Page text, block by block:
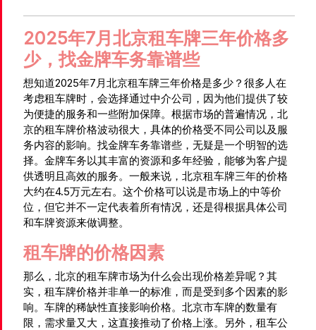
2025年7月北京租车牌三年价格多
少，找金牌车务靠谱些
想知道2025年7月北京租车牌三年价格是多少？很多人在
考虑租车牌时，会选择通过中介公司，因为他们提供了较
为便捷的服务和一些附加保障。根据市场的普遍情况，北
京的租车牌价格波动很大，具体的价格受不同公司以及服
务内容的影响。找金牌车务靠谱些，无疑是一个明智的选
择。金牌车务以其丰富的资源和多年经验，能够为客户提
供透明且高效的服务。一般来说，北京租车牌三年的价格
大约在4.5万元左右。这个价格可以说是市场上的中等价
位，但它并不一定代表着所有情况，还是得根据具体公司
和车牌资源来做调整。
租车牌的价格因素
那么，北京的租车牌市场为什么会出现价格差异呢？其
实，租车牌价格并非单一的标准，而是受到多个因素的影
响。车牌的稀缺性直接影响价格。北京市车牌的数量有
限，需求量又大，这直接推动了价格上涨。另外，租车公